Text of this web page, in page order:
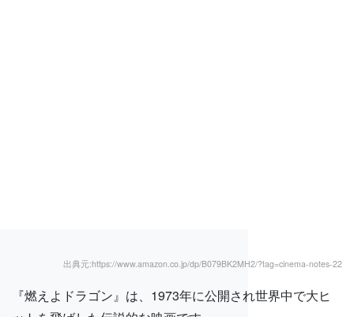
出典元:https://www.amazon.co.jp/dp/B079BK2MH2/?tag=cinema-notes-22
『燃えよドラゴン』は、1973年に公開され世界中で大ヒ